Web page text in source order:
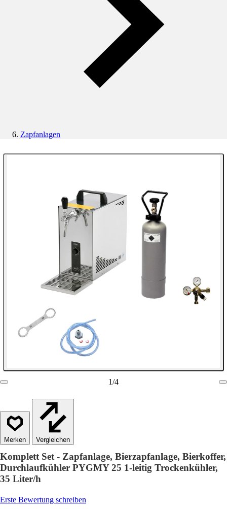
Zapfanlagen
1/4
Vergleichen
Komplett Set - Zapfanlage, Bierzapfanlage, Bierkoffer,
Durchlaufkühler PYGMY 25 1-leitig Trockenkühler,
35 Liter/h
Erste Bewertung schreiben